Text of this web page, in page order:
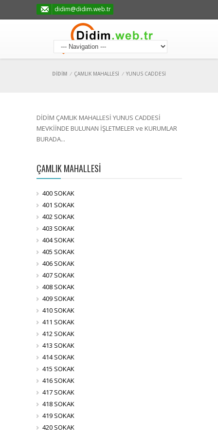
didim@didim.web.tr
DİDİM / ÇAMLIK MAHALLESİ / YUNUS CADDESİ
DİDİM ÇAMLIK MAHALLESİ YUNUS CADDESİ
MEVKİİNDE BULUNAN İŞLETMELER ve KURUMLAR
BURADA...
ÇAMLIK MAHALLESİ
400 SOKAK
401 SOKAK
402 SOKAK
403 SOKAK
404 SOKAK
405 SOKAK
406 SOKAK
407 SOKAK
408 SOKAK
409 SOKAK
410 SOKAK
411 SOKAK
412 SOKAK
413 SOKAK
414 SOKAK
415 SOKAK
416 SOKAK
417 SOKAK
418 SOKAK
419 SOKAK
420 SOKAK